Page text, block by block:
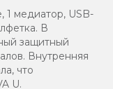
1 медиатор, USB-
В
защитный
Внутренняя
что
U.